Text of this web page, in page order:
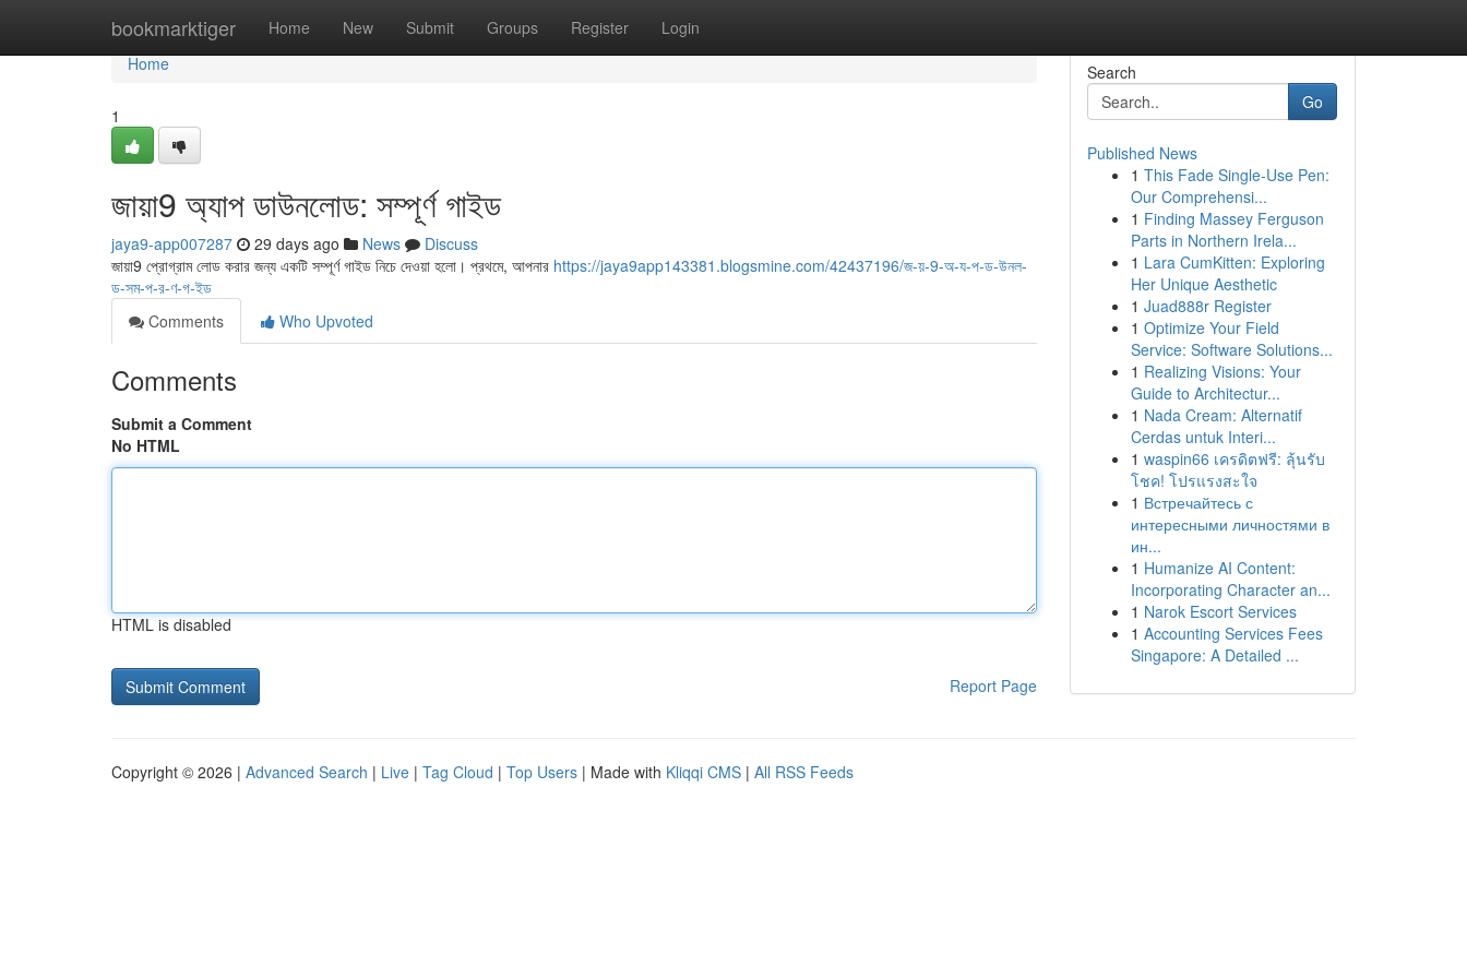
bookmarktiger Home New Submit Groups Register Login
Home
Home
1
জায়া9 অ্যাপ ডাউনলোড: সম্পূর্ণ গাইড
jaya9-app007287 29 days ago News
Discuss
জায়া9 প্রোগ্রাম লোড করার জন্য একটি সম্পূর্ণ গাইড নিচে দেওয়া হলো। প্রথমে, আপনার https://jaya9app143381.blogsmine.com/42437196/জ-য়-9-অ-য-প-ড-উনল-
ড-সম-প-র-ণ-গ-ইড
Comments
Who Upvoted
Comments
Submit a Comment
No HTML
HTML is disabled
Report Page
Search
Go
Published News
1 This Fade Single-Use Pen:
Our Comprehensi...
1 Finding Massey Ferguson
Parts in Northern Irela...
1 Lara CumKitten: Exploring
Her Unique Aesthetic
1 Juad888r Register
1 Optimize Your Field
Service: Software Solutions...
1 Realizing Visions: Your
Guide to Architectur...
1 Nada Cream: Alternatif
Cerdas untuk Interi...
1 waspin66 เครดิตฟรี: ลุ้นรับ
โชค! โปรแรงสะใจ
1 Встречайтесь с
интересными личностями в
ин...
1 Humanize AI Content:
Incorporating Character an...
1 Narok Escort Services
1 Accounting Services Fees
Singapore: A Detailed ...
Copyright © 2026 | Advanced Search | Live | Tag Cloud | Top Users | Made with Kliqqi CMS | All RSS Feeds